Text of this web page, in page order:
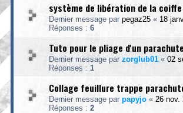
système de libération de la
Dernier message par pegaz25 « 18
Réponses : 6
Tuto pour le pliage d'un parachute
Dernier message par zorglub01 « 02
Réponses : 1
Collage feuillure trappe
Dernier message par papyjo « 26 nov.
Réponses : 2